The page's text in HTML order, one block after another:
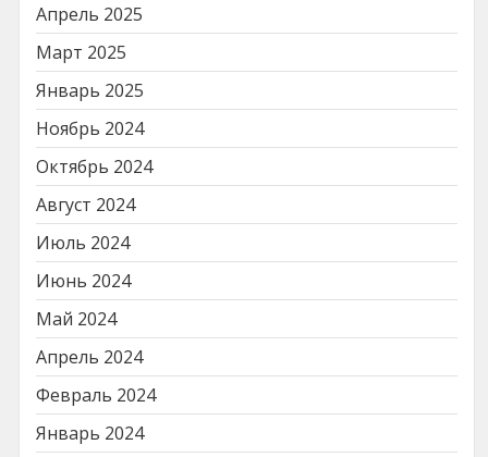
Апрель 2025
Март 2025
Январь 2025
Ноябрь 2024
Октябрь 2024
Август 2024
Июль 2024
Июнь 2024
Май 2024
Апрель 2024
Февраль 2024
Январь 2024